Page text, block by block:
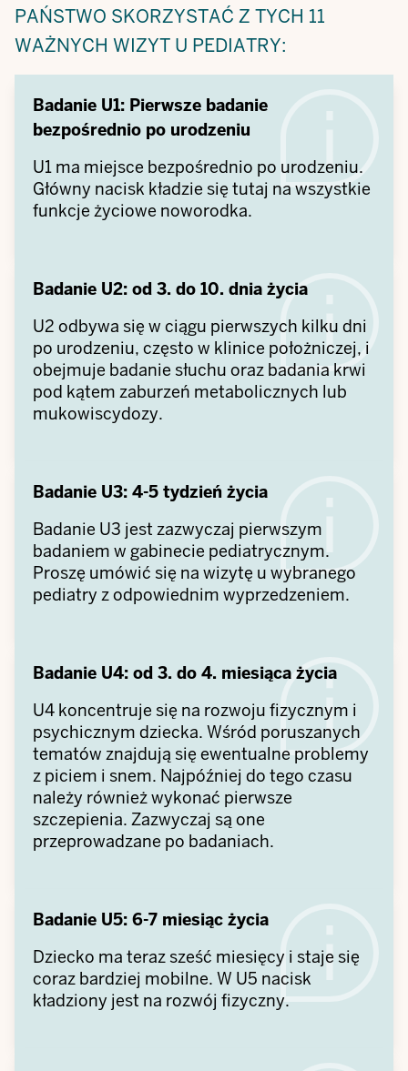
PAŃSTWO SKORZYSTAĆ Z TYCH 11
WAŻNYCH WIZYT U PEDIATRY:
Badanie U1: Pierwsze badanie
bezpośrednio po urodzeniu
U1 ma miejsce bezpośrednio po urodzeniu.
Główny nacisk kładzie się tutaj na wszystkie
funkcje życiowe noworodka.
Badanie U2: od 3. do 10. dnia życia
U2 odbywa się w ciągu pierwszych kilku dni
po urodzeniu, często w klinice położniczej, i
obejmuje badanie słuchu oraz badania krwi
pod kątem zaburzeń metabolicznych lub
mukowiscydozy.
Badanie U3: 4-5 tydzień życia
Badanie U3 jest zazwyczaj pierwszym
badaniem w gabinecie pediatrycznym.
Proszę umówić się na wizytę u wybranego
pediatry z odpowiednim wyprzedzeniem.
Badanie U4: od 3. do 4. miesiąca życia
U4 koncentruje się na rozwoju fizycznym i
psychicznym dziecka. Wśród poruszanych
tematów znajdują się ewentualne problemy
z piciem i snem. Najpóźniej do tego czasu
należy również wykonać pierwsze
szczepienia. Zazwyczaj są one
przeprowadzane po badaniach.
Badanie U5: 6-7 miesiąc życia
Dziecko ma teraz sześć miesięcy i staje się
coraz bardziej mobilne. W U5 nacisk
kładziony jest na rozwój fizyczny.